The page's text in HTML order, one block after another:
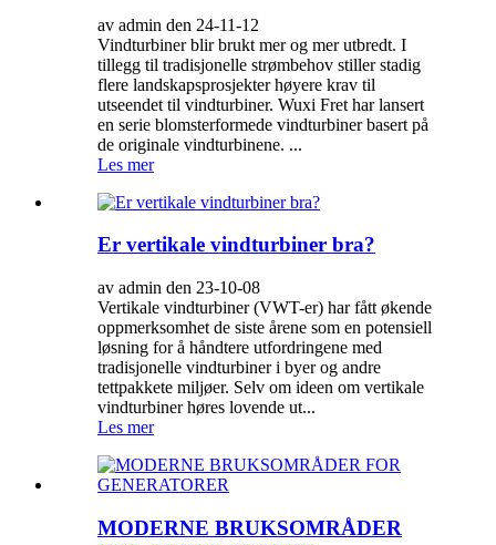
av admin den 24-11-12
Vindturbiner blir brukt mer og mer utbredt. I
tillegg til tradisjonelle strømbehov stiller stadig
flere landskapsprosjekter høyere krav til
utseendet til vindturbiner. Wuxi Fret har lansert
en serie blomsterformede vindturbiner basert på
de originale vindturbinene. ...
Les mer
Er vertikale vindturbiner bra?
av admin den 23-10-08
Vertikale vindturbiner (VWT-er) har fått økende
oppmerksomhet de siste årene som en potensiell
løsning for å håndtere utfordringene med
tradisjonelle vindturbiner i byer og andre
tettpakkete miljøer. Selv om ideen om vertikale
vindturbiner høres lovende ut...
Les mer
MODERNE BRUKSOMRÅDER